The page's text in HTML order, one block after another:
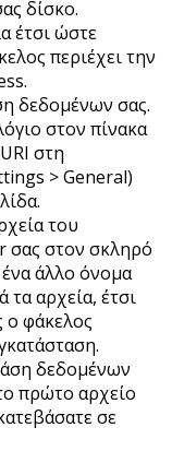
δίσκο.
έτσι ώστε
περιέχει την
δεδομένων σας.
στον πίνακα
στη
> General)
του
σας στον σκληρό
άλλο όνομα
τα αρχεία, έτσι
ο φάκελος
δεδομένων
πρώτο αρχείο
σε